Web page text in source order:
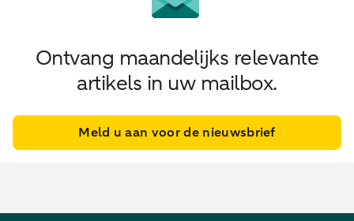
Ontvang maandelijks relevante
artikels in uw mailbox.
Meld u aan voor de nieuwsbrief